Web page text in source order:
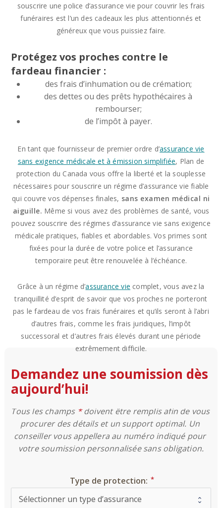
souscrire une police d’assurance vie pour couvrir les frais
funéraires est l’un des cadeaux les plus attentionnés et
généreux que vous puissiez faire.
Protégez vos proches contre le
fardeau financier :
des frais d’inhumation ou de crémation;
des dettes ou des prêts hypothécaires à
rembourser;
de l’impôt à payer.
En tant que fournisseur de premier ordre d’assurance vie
sans exigence médicale et à émission simplifiée, Plan de
protection du Canada vous offre la liberté et la souplesse
nécessaires pour souscrire un régime d’assurance vie fiable
qui couvre vos dépenses finales, sans examen médical ni
aiguille. Même si vous avez des problèmes de santé, vous
pouvez souscrire des régimes d’assurance vie sans exigence
médicale pratiques, fiables et abordables. Vos primes sont
fixées pour la durée de votre police et l’assurance
temporaire peut être renouvelée à l’échéance.
Grâce à un régime d’assurance vie complet, vous avez la
tranquillité d’esprit de savoir que vos proches ne porteront
pas le fardeau de vos frais funéraires et qu’ils seront à l’abri
d’autres frais, comme les frais juridiques, l’impôt
successoral et d’autres frais élevés durant une période
extrêmement difficile.
Demandez une soumission dès
aujourd’hui!
Tous les champs * doivent être remplis afin de vous
procurer des détails et un support optimal. Un
conseiller vous appellera au numéro indiqué pour
votre soumission personnalisée sans obligation.
Type de protection: